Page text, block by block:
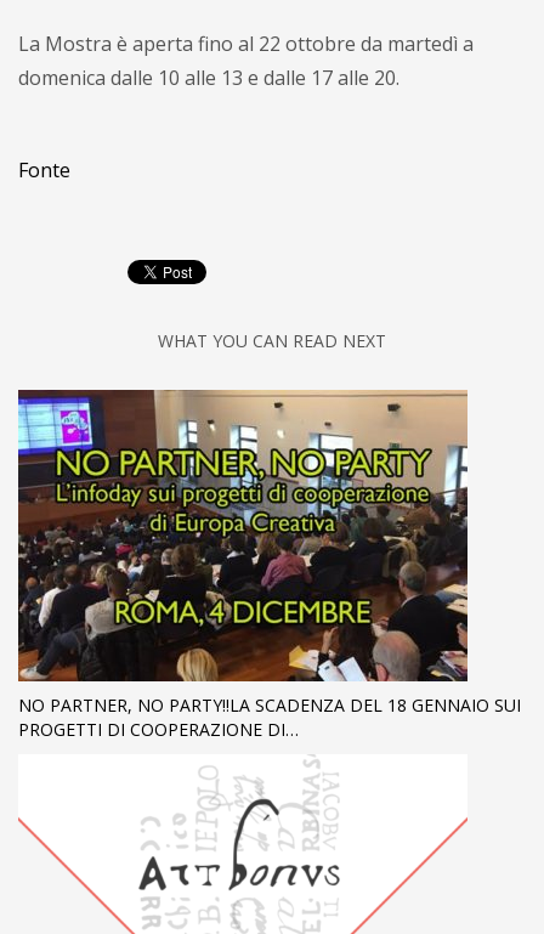
La Mostra è aperta fino al 22 ottobre da martedì a
domenica dalle 10 alle 13 e dalle 17 alle 20.
Fonte
WHAT YOU CAN READ NEXT
NO PARTNER, NO PARTY!!LA SCADENZA DEL 18 GENNAIO SUI
PROGETTI DI COOPERAZIONE DI…